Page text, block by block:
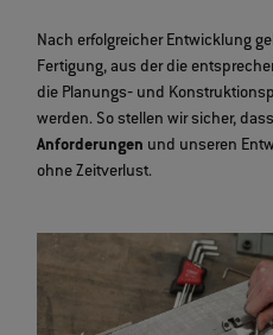
Nach erfolgreicher Entwicklung
Fertigung, aus der die
die Planungs‐ und
werden. So stellen wir sicher,
Anforderungen und unseren
ohne Zeitverlust.